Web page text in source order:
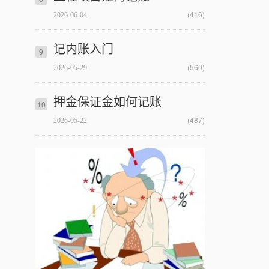
(416)
2026-06-04
9 记内账入门
(560)
2026-05-29
10 押金保证金如何记账
(487)
2026-05-22